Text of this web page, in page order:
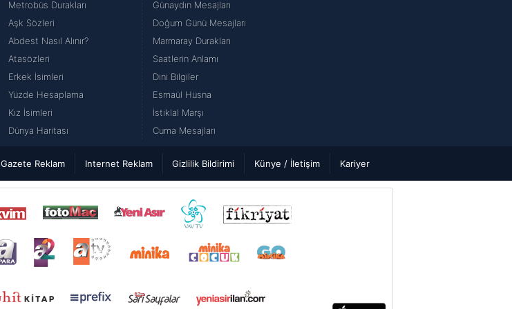
Metrobüs Durakları
Aşk Sözleri
Abdest Nasıl Alınır?
Atasözleri
Erkek İsimleri
Yüzde Hesaplama
Kız İsimleri
Dünya Haritası
Günaydın Mesajları
Doğum Günü Mesajları
Marmaray Durakları
Saatlerin Anlamı
Dini Bilgiler
Esmaül Hüsna
İstiklal Marşı
Cuma Mesajları
Gazete Reklam Internet Reklam Gizlilik Bildirimi Künye / İletişim Kariyer